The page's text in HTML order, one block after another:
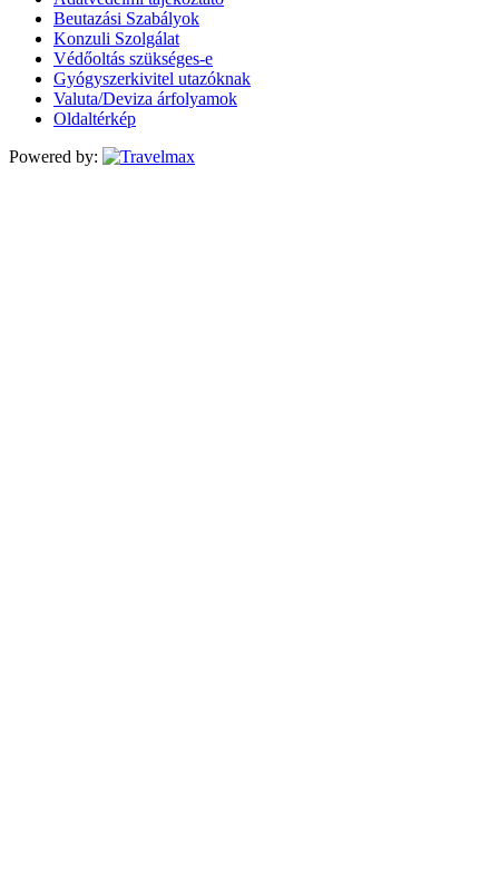
Beutazási Szabályok
Konzuli Szolgálat
Védőoltás szükséges-e
Gyógyszerkivitel utazóknak
Valuta/Deviza árfolyamok
Oldaltérkép
Powered by: